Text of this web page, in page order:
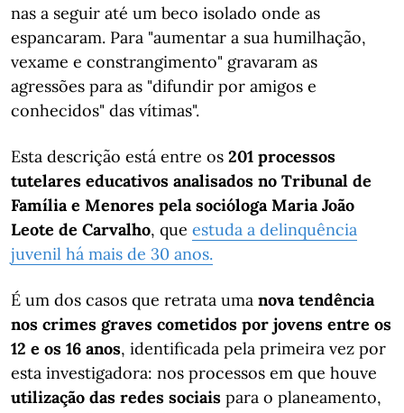
nas a seguir até um beco isolado onde as
espancaram. Para "aumentar a sua humilhação,
vexame e constrangimento" gravaram as
agressões para as "difundir por amigos e
conhecidos" das vítimas".
Esta descrição está entre os 201 processos
tutelares educativos analisados no Tribunal de
Família e Menores pela socióloga Maria João
Leote de Carvalho, que estuda a delinquência
juvenil há mais de 30 anos.
É um dos casos que retrata uma nova tendência
nos crimes graves cometidos por jovens entre os
12 e os 16 anos, identificada pela primeira vez por
esta investigadora: nos processos em que houve
utilização das redes sociais para o planeamento,